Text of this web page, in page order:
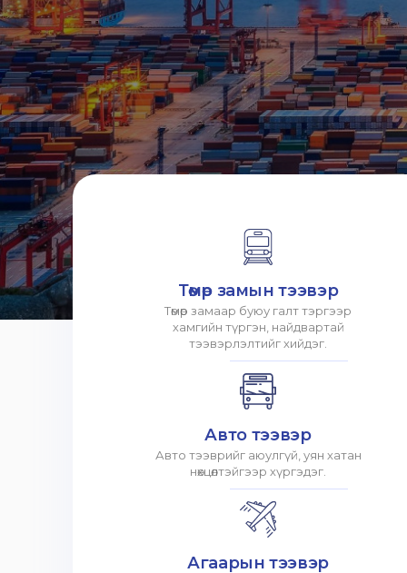
Төмөр замын тээвэр
Төмөр замаар буюу галт тэргээр
хамгийн түргэн, найдвартай
тээвэрлэлтийг хийдэг.
Авто тээвэр
Авто тээврийг аюулгүй, уян хатан
нөхцөлтэйгээр хүргэдэг.
Агаарын тээвэр